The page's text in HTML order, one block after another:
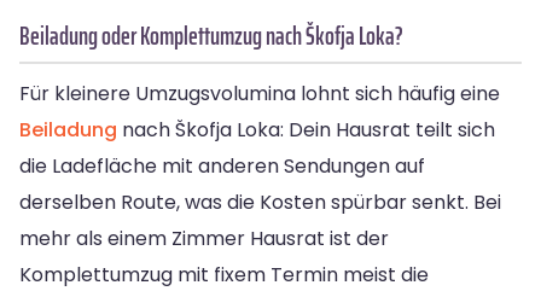
Beiladung oder Komplettumzug nach Škofja Loka?
Für kleinere Umzugsvolumina lohnt sich häufig eine
Beiladung nach Škofja Loka: Dein Hausrat teilt sich
die Ladefläche mit anderen Sendungen auf
derselben Route, was die Kosten spürbar senkt. Bei
mehr als einem Zimmer Hausrat ist der
Komplettumzug mit fixem Termin meist die